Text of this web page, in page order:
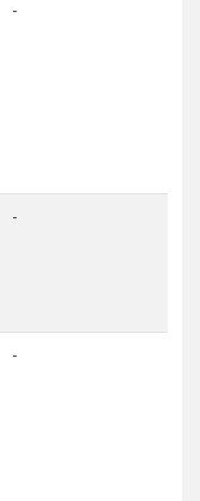
-
-
-